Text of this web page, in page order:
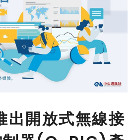
開放式無線接